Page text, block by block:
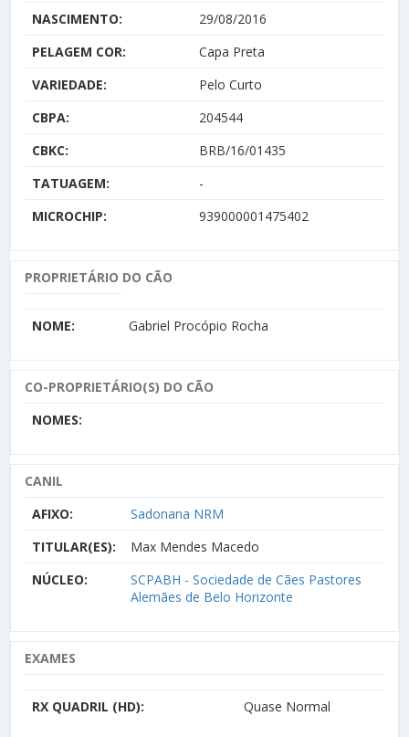
NASCIMENTO:
29/08/2016
PELAGEM COR:
Capa Preta
VARIEDADE:
Pelo Curto
CBPA:
204544
CBKC:
BRB/16/01435
TATUAGEM:
-
MICROCHIP:
939000001475402
PROPRIETÁRIO DO CÃO
NOME: Gabriel Procópio Rocha
CO-PROPRIETÁRIO(S) DO CÃO
NOMES:
CANIL
AFIXO:
Sadonana NRM
TITULAR(ES):
Max Mendes Macedo
NÚCLEO:
SCPABH - Sociedade de Cães Pastores
Alemães de Belo Horizonte
EXAMES
RX QUADRIL (HD): Quase Normal